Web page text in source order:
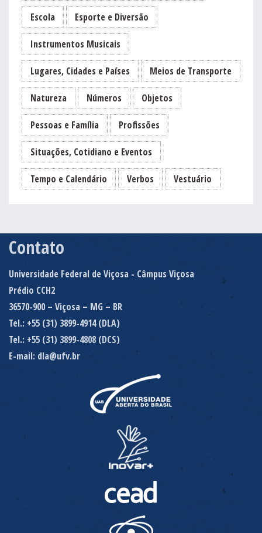
Escola Esporte e Diversão
Instrumentos Musicais
Lugares, Cidades e Países Meios de Transporte
Natureza Números Objetos
Pessoas e Família Profissões
Situações, Cotidiano e Eventos
Tempo e Calendário Verbos Vestuário
Contato
Universidade Federal de Viçosa - Câmpus Viçosa
Prédio CCH2
36570-900 – Viçosa – MG – BR
Tel.: +55 (31) 3899-4914 (DLA)
Tel.: +55 (31) 3899-4808 (DCS)
E-mail: dla@ufv.br